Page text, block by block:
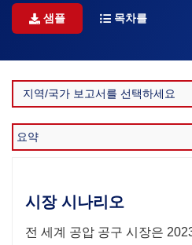
샘플 목차를
시장 시나리오
전 세계 공압 공구 시장은